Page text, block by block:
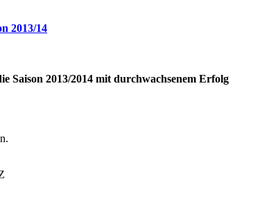
2013/14
Saison 2013/2014 mit durchwachsenem Erfolg